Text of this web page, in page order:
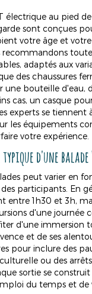
électrique au pied
sont conçues
votre âge et
adaptés aux
des chaussures
une bouteille d'eau,
cas, un casque
experts se tiennent
les équipements
votre expérience.
d'une balade
peut varier en
des participants. En
entre 1h30 et 3h,
d'une journée
d'une immersion
et de ses
pour inclure des
ou des
sortie se construit
du temps et de